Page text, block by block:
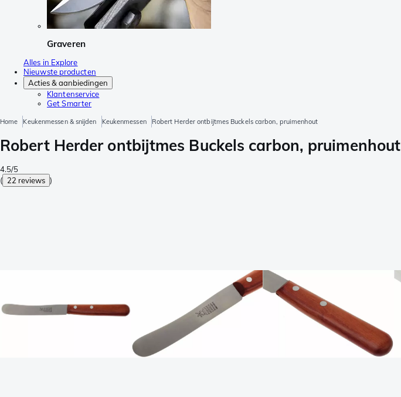
Graveren
Alles in Explore
Nieuwste producten
Acties & aanbiedingen
Klantenservice
Get Smarter
Home Keukenmessen & snijden Keukenmessen Robert Herder ontbijtmes Buckels carbon, pruimenhout
Robert Herder ontbijtmes Buckels carbon, pruimenhout
4.5/5
( 22 reviews )